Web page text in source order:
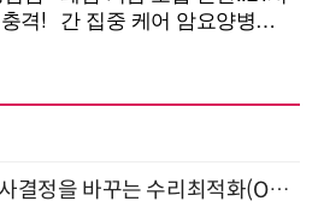
[올쇼TV] AI 시대의 의사결정을 바꾸는 수리최적화(Optimization) 소개 (8/20 생방송)